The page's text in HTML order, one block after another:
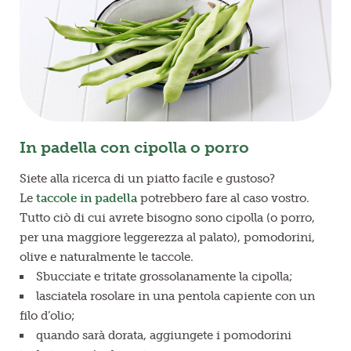
In padella con cipolla o porro
Siete alla ricerca di un piatto facile e gustoso?
Le taccole in padellapotrebbero fare al caso vostro.
Tutto ciò di cui avrete bisogno sono cipolla (o porro,
per una maggiore leggerezza al palato), pomodorini,
olive e naturalmente le taccole.
Sbucciate e tritate grossolanamente la cipolla;
lasciatela rosolare in una pentola capiente con un
filo d’olio;
quando sarà dorata, aggiungete i pomodorini